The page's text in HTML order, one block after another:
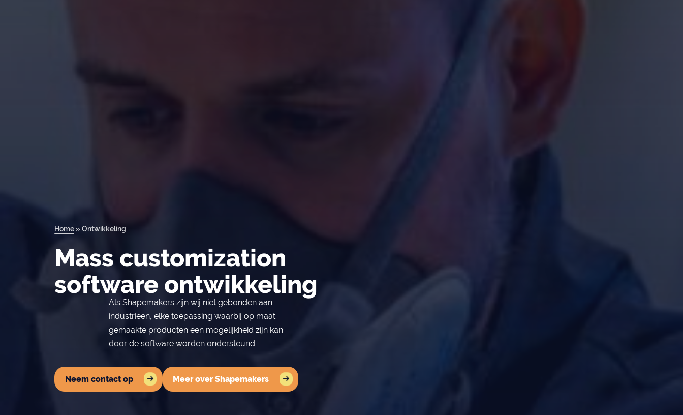
Home»Ontwikkeling
Mass customization
software ontwikkeling
Als Shapemakers zijn wij niet gebonden aan
industrieën, elke toepassing waarbij op maat
gemaakte producten een mogelijkheid zijn kan
door de software worden ondersteund.
Neem contact op Meer over Shapemakers